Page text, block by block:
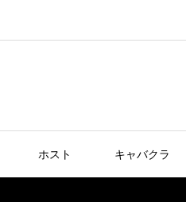
ホスト キャバクラ